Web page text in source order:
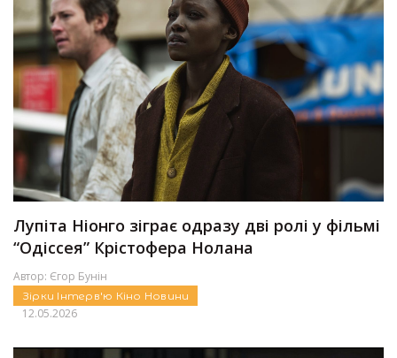
Лупіта Ніонго зіграє одразу дві ролі у фільмі
“Одіссея” Крістофера Нолана
Автор: Єгор Бунін
Зірки Інтерв'ю Кіно Новини
12.05.2026